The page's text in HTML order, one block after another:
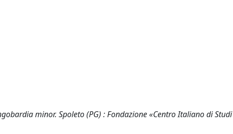
minor. Spoleto (PG) : Fondazione «Centro Italiano di Studi